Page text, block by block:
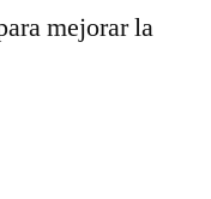
mejorar la